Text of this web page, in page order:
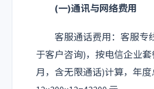
(一)通讯与网络费用
客服通话费用：客服专
于客户咨询)，按电信企业套
月，含无限通话)计算，年度